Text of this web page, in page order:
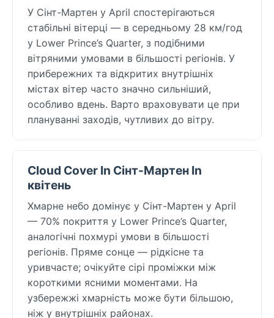
У Сінт-Мартен у April спостерігаються
стабільні вітерці — в середньому 28 км/год
у Lower Prince’s Quarter, з подібними
вітряними умовами в більшості регіонів. У
прибережних та відкритих внутрішніх
містах вітер часто значно сильніший,
особливо вдень. Варто враховувати це при
плануванні заходів, чутливих до вітру.
Cloud Cover In Сінт-Мартен In
квітень
Хмарне небо домінує у Сінт-Мартен у April
— 70% покриття у Lower Prince’s Quarter,
аналогічні похмурі умови в більшості
регіонів. Пряме сонце — рідкісне та
уривчасте; очікуйте сірі проміжки між
короткими ясними моментами. На
узбережжі хмарність може бути більшою,
ніж у внутрішніх районах.